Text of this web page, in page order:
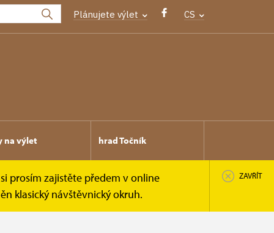
Plánujete výlet CS
na výlet hrad Točník
prosím zajistěte předem v online
klasický návštěvnický okruh.
ZAVŘÍT